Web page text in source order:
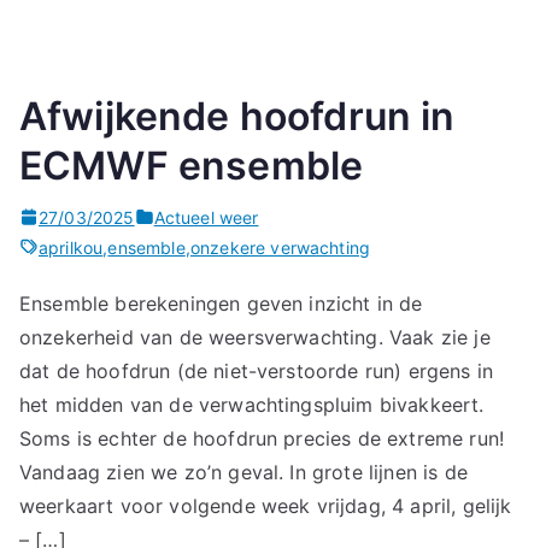
Afwijkende hoofdrun in
ECMWF ensemble
27/03/2025
Actueel weer
aprilkou,ensemble,onzekere verwachting
Ensemble berekeningen geven inzicht in de
onzekerheid van de weersverwachting. Vaak zie je
dat de hoofdrun (de niet-verstoorde run) ergens in
het midden van de verwachtingspluim bivakkeert.
Soms is echter de hoofdrun precies de extreme run!
Vandaag zien we zo’n geval. In grote lijnen is de
weerkaart voor volgende week vrijdag, 4 april, gelijk
– […]